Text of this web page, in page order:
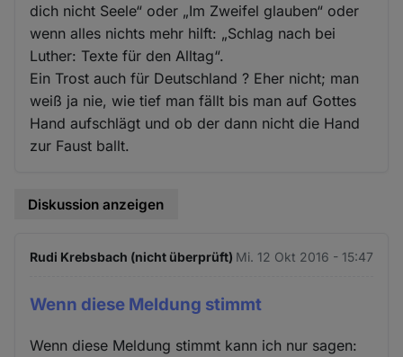
dich nicht Seele“ oder „Im Zweifel glauben“ oder
wenn alles nichts mehr hilft: „Schlag nach bei
Luther: Texte für den Alltag“.
Ein Trost auch für Deutschland ? Eher nicht; man
weiß ja nie, wie tief man fällt bis man auf Gottes
Hand aufschlägt und ob der dann nicht die Hand
zur Faust ballt.
Diskussion anzeigen
Rudi Krebsbach (nicht überprüft) Mi. 12 Okt 2016 - 15:47
Wenn diese Meldung stimmt
Wenn diese Meldung stimmt kann ich nur sagen: